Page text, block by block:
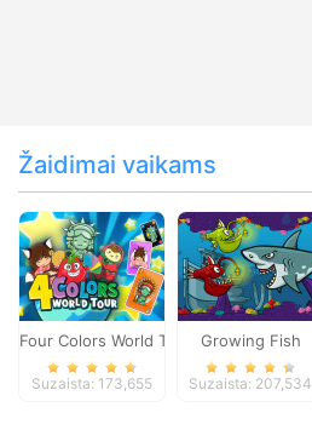
Žaidimai vaikams
Four Colors World Tour
Suzaista: 173,655
Growing Fish
Suzaista: 207,534